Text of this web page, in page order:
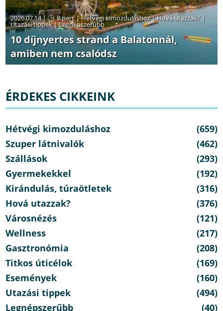
2026.07.14 | 8 perc|Hétvégi kimozduláshoz|Hová utazzak? |
Utazási tippek|Legnépszerűbb
10 díjnyertes strand a Balatonnál,
amiben nem csalódsz
ÉRDEKES CIKKEINK
Hétvégi kimozduláshoz
(659)
Szuper látnivalók
(462)
Szállások
(293)
Gyermekekkel
(192)
Kirándulás, túraötletek
(316)
Hová utazzak?
(376)
Városnézés
(121)
Wellness
(217)
Gasztronómia
(208)
Titkos úticélok
(169)
Események
(160)
Utazási tippek
(494)
Legnépszerűbb
(40)